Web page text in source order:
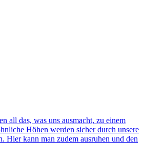
all das, was uns ausmacht, zu einem
Höhen werden sicher durch unsere
Hier kann man zudem ausruhen und den